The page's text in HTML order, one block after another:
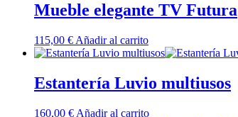
Mueble elegante TV Futura
115,00 € Añadir al carrito
Estantería Luvio multiusos
160,00 € Añadir al carrito